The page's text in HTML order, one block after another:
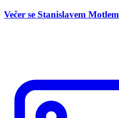
Večer se Stanislavem Motlem